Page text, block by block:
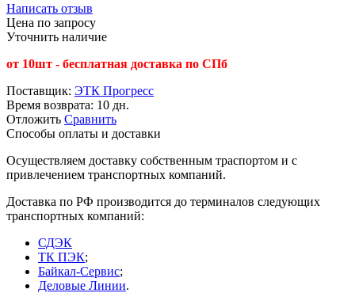
Написать отзыв
Цена по запросу
Уточнить наличие
от 10шт - бесплатная доставка по СПб
Поставщик: ЭТК Прогресс
Время возврата: 10 дн.
Отложить Сравнить
Способы оплаты и доставки
Осуществляем доставку собственным траспортом и с
привлечением транспортных компаний.
Доставка по РФ производится до терминалов следующих
транспортных компаний:
СДЭК
ТК ПЭК;
Байкал-Сервис;
Деловые Линии.